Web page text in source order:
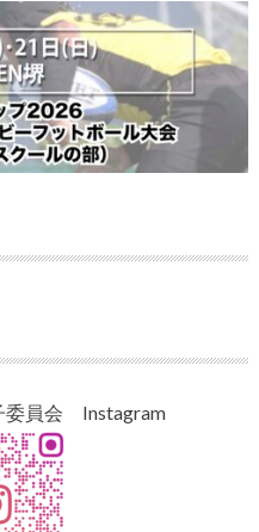
委員会 Instagram